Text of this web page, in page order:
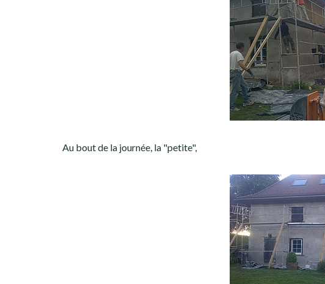
Au bout de la journée, la "petite",